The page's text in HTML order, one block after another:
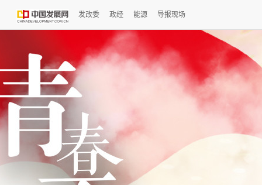
发改委 政经 能源 导报现场